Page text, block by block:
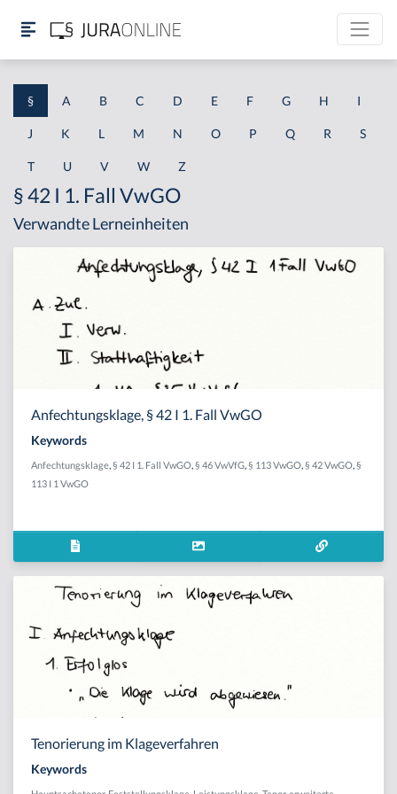
§ A B C D E F G H I
J K L M N O P Q R S
T U V W Z
§ 42 I 1. Fall VwGO
Verwandte Lerneinheiten
Anfechtungsklage, § 42 I 1. Fall VwGO
Keywords
Anfechtungsklage § 42 I 1. Fall VwGO § 46 VwVfG § 113 VwGO § 42 VwGO §
113 I 1 VwGO
Tenorierung im Klageverfahren
Keywords